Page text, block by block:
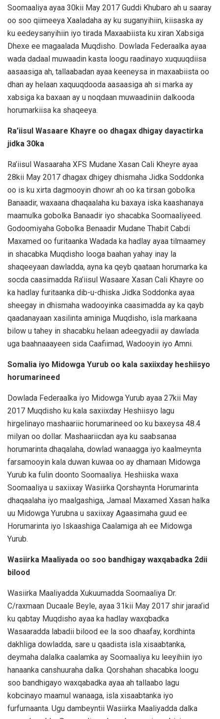
Soomaaliya ayaa 30kii May 2017 Guddi Khubaro ah u saaray
oo soo qiimeeya Xaaladaha ay ku suganyihiin, kiisaska ay
ku eedeysanyihiin iyo tirada Maxaabiista ku xiran Xabsiga
Dhexe ee magaalada Muqdisho. Dowlada Federaalka ayaa
wada dadaal muwaadin kasta loogu raadinayo xuquuqdiisa
aasaasiga ah, tallaabadan ayaa keeneysa in maxaabiista oo
dhan ay helaan xaquuqdooda aasaasiga ah si marka ay
xabsiga ka baxaan ay u noqdaan muwaadiniin dalkooda
horumarkiisa ka shaqeeya.
Ra’iisul Wasaare Khayre oo dhagax dhigay dayactirka
jidka 30ka
Ra’iisul Wasaaraha XFS Mudane Xasan Cali Kheyre ayaa
28kii May 2017 dhagax dhigey dhismaha Jidka Soddonka
oo is ku xirta dagmooyin dhowr ah oo ka tirsan gobolka
Banaadir, waxaana dhaqaalaha ku baxaya iska kaashanaya
maamulka gobolka Banaadir iyo shacabka Soomaaliyeed.
Godoomiyaha Gobolka Benaadir Mudane Thabit Cabdi
Maxamed oo furitaanka Wadada ka hadlay ayaa tilmaamey
in shacabka Muqdisho looga baahan yahay inay la
shaqeeyaan dawladda, ayna ka qeyb qaataan horumarka ka
socda caasimadda Ra’iisul Wasaare Xasan Cali Khayre oo
ka hadlay furitaanka dib-u-dhiska Jidka Soddonka ayaa
sheegay in dhismaha wadooyinka caasimadda ay ka qayb
qaadanayaan xasilinta aminiga Muqdisho, isla markaana
bilow u tahey in shacabku helaan adeegyadii ay dawlada
uga baahnaaayeen sida Caafiimad, Wadooyin iyo Amni.
Somalia iyo Midowga Yurub oo kala saxiixday heshiisyo
horumarineed
Dowlada Federaalka iyo Midowga Yurub ayaa 27kii May
2017 Muqdisho ku kala saxiixday Heshiisyo lagu
hirgelinayo mashaariic horumarineed oo ku baxeysa 48.4
milyan oo dollar. Mashaariicdan aya ku saabsanaa
horumarinta dhaqalaha, dowlad wanaagga iyo kaalmeynta
farsamooyin kala duwan kuwaa oo ay dhamaan Midowga
Yurub ka fulin doonto Soomaaliya. Heshiiska waxa
Soomaaliya u saxiixay Wasiirka Qorshaynta Horumarinta
dhaqaalaha iyo maalgashiga, Jamaal Maxamed Xasan halka
uu Midowga Yurubna u saxiixay Agaasimaha guud ee
Horumarinta iyo Iskaashiga Caalamiga ah ee Midowga
Yurub.
Wasiirka Maaliyada oo soo bandhigay waxqabadka 2dii
bilood
Wasiirka Maaliyadda Xukuumadda Soomaaliya Dr.
C/raxmaan Ducaale Beyle, ayaa 31kii May 2017 shir jaraa’id
ku qabtay Muqdisho ayaa ka hadlay waxqbadka
Wasaaradda labadii bilood ee la soo dhaafay, kordhinta
dakhliga dowladda, sare u qaadista isla xisaabtanka,
deymaha dalalka caalamka ay Soomaaliya ku leeyihiin iyo
hanaanka canshuuraha dalka. Qorshahan shacabka loogu
soo bandhigayo waxqabadka ayaa ah tallaabo lagu
kobcinayo maamul wanaaga, isla xisaabtanka iyo
furfurnaanta. Ugu dambeyntii Wasiirka Maaliyadda dalka